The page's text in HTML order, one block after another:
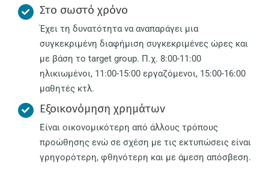
Στο σωστό χρόνο
Έχει τη δυνατότητα να αναπαράγει μια
συγκεκριμένη διαφήμιση συγκεκριμένες ώρες και
με βάση το target group. Π.χ. 8:00-11:00
ηλικιωμένοι, 11:00-15:00 εργαζόμενοι, 15:00-16:00
μαθητές κτλ.
Εξοικονόμηση χρημάτων
Είναι οικονομικότερη από άλλους τρόπους
προώθησης ενώ σε σχέση με τις εκτυπώσεις είναι
γρηγορότερη, φθηνότερη και με άμεση απόσβεση.